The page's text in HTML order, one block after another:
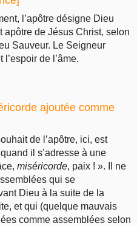
l’apôtre désigne Dieu
apôtre de Jésus Christ, selon
Sauveur. Le Seigneur
de l’âme.
ajoutée comme
de l’apôtre, ici, est
il s’adresse à une
miséricorde, paix ! ». Il ne
qui se
Dieu à la suite de la
et qui (quelque mauvais
comme assemblées selon